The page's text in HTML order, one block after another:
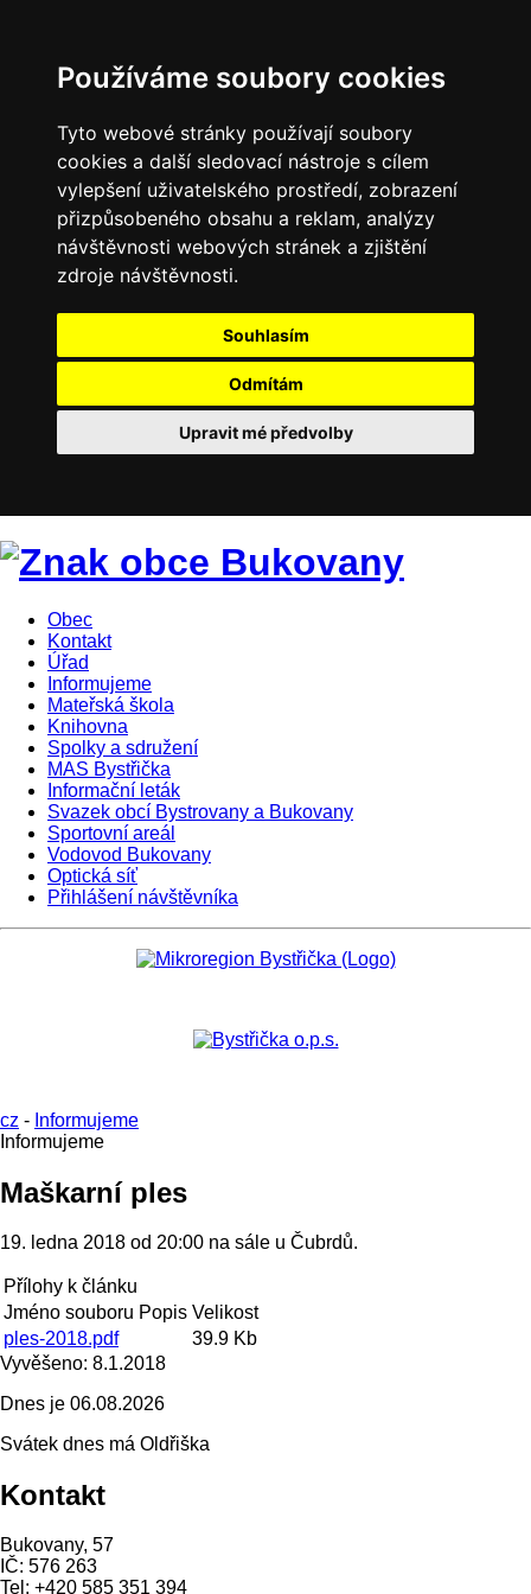
Používáme soubory cookies
Tyto webové stránky používají soubory
cookies a další sledovací nástroje s cílem
vylepšení uživatelského prostředí, zobrazení
přizpůsobeného obsahu a reklam, analýzy
návštěvnosti webových stránek a zjištění
zdroje návštěvnosti.
Souhlasím
Odmítám
Upravit mé předvolby
Obec
Kontakt
Úřad
Informujeme
Mateřská škola
Knihovna
Spolky a sdružení
MAS Bystřička
Informační leták
Svazek obcí Bystrovany a Bukovany
Sportovní areál
Vodovod Bukovany
Optická síť
Přihlášení návštěvníka
cz - Informujeme
Informujeme
Maškarní ples
19. ledna 2018 od 20:00 na sále u Čubrdů.
Přílohy k článku
Jméno souboru Popis Velikost
ples-2018.pdf
39.9 Kb
Vyvěšeno: 8.1.2018
Dnes je 06.08.2026
Svátek dnes má Oldřiška
Kontakt
Bukovany, 57
IČ: 576 263
Tel: +420 585 351 394